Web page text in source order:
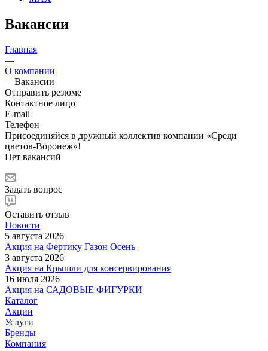
Вакансии
Главная
—
О компании
—Вакансии
Отправить резюме
Контактное лицо
E-mail
Телефон
Присоединяйся в дружный коллектив компании «Среди
цветов-Воронеж»!
Нет вакансий
Задать вопрос
Оставить отзыв
Новости
5 августа 2026
Акция на Фертику Газон Осень
3 августа 2026
Акция на Крышли для консервирования
16 июля 2026
Акция на САДОВЫЕ ФИГУРКИ
Каталог
Акции
Услуги
Бренды
Компания